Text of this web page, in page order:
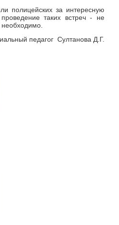
полицейских за интересную
таких встреч - не
педагог Султанова Д.Г.